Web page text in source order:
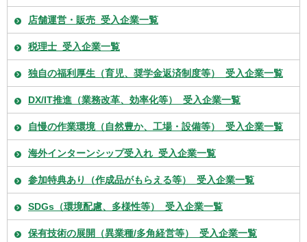
店舗運営・販売_受入企業一覧
税理士_受入企業一覧
独自の福利厚生（育児、奨学金返済制度等）_受入企業一覧
DX/IT推進（業務改革、効率化等）_受入企業一覧
自慢の作業環境（自然豊か、工場・設備等）_受入企業一覧
海外インターンシップ受入れ_受入企業一覧
参加特典あり（作成品がもらえる等）_受入企業一覧
SDGs（環境配慮、多様性等）_受入企業一覧
保有技術の展開（異業種/多角経営等）_受入企業一覧